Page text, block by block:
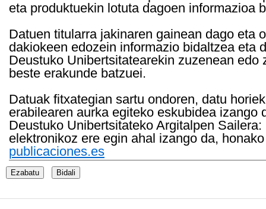
eta produktuekin lotuta dagoen informazioa
Datuen titularra jakinaren gainean dago eta
dakiokeen edozein informazio bidaltzea eta
Deustuko Unibertsitatearekin zuzenean
beste erakunde batzuei.
Datuak fitxategian sartu ondoren, datu
erabilearen aurka egiteko eskubidea
Deustuko Unibertsitateko Argitalpen
elektronikoz ere egin ahal izango da,
publicaciones.es
Ezabatu Bidali